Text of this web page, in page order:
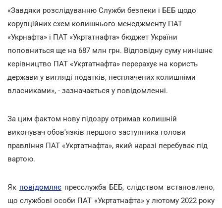
«Завдяки розслідуванню Служби безпеки і БЕБ щодо
корупційних схем колишнього менеджменту ПАТ
«Укрнафта» і ПАТ «Укртатнафта» бюджет України
поповниться ще на 687 млн грн. Відповідну суму нинішнє
керівництво ПАТ «Укртатнафта» перерахує на користь
держави у вигляді податків, несплачених колишніми
власниками», - зазначається у повідомленні.
За цим фактом нову підозру отримав колишній
виконувач обов'язків першого заступника голови
правління ПАТ «Укртатнафта», який наразі перебуває під
вартою.
Як повідомляє пресслужба БЕБ, слідством встановлено,
що службові особи ПАТ «Укртатнафта» у лютому 2022 року